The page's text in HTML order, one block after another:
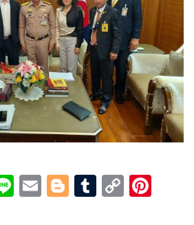
LineEmailBlogger
Tumblr
Copy